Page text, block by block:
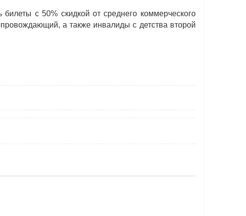
с 50% скидкой от среднего коммерческого
а также инвалиды с детства второй